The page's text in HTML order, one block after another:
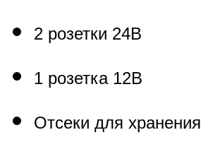
2 розетки 24В
1 розетка 12В
Отсеки для хранения